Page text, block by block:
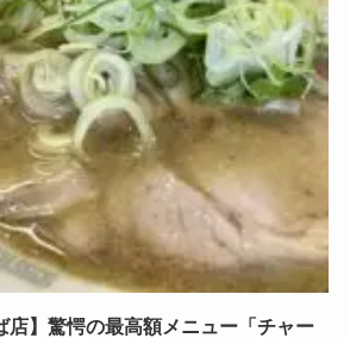
店】驚愕の最高額メニュー「チャー